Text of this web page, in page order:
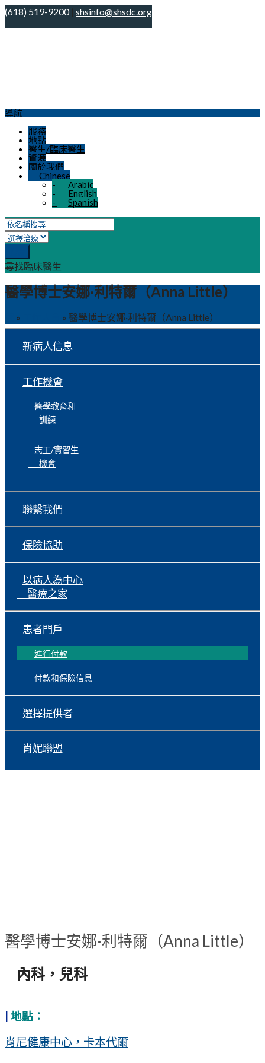
(618) 519-9200 | shsinfo@shsdc.org
導航
服務
地點
醫生/臨床醫生
資源
關於我們
Chinese
-
Arabic
-
English
-
Spanish
尋找臨床醫生
醫學博士安娜·利特爾（Anna Little）
» » 醫學博士安娜·利特爾（Anna Little）
新病人信息
工作機會
醫學教育和
訓練
志工/實習生
機會
聯繫我們
保險協助
以病人為中心
醫療之家
患者門戶
進行付款
付款和保險信息
選擇提供者
肖妮聯盟
醫學博士安娜·利特爾（Anna Little）
內科，兒科
地點：
肖尼健康中心，卡本代爾